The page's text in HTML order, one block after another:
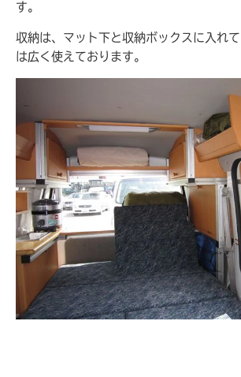
す。
収納は、マット下と収納ボックスに入れ
は広く使えております。